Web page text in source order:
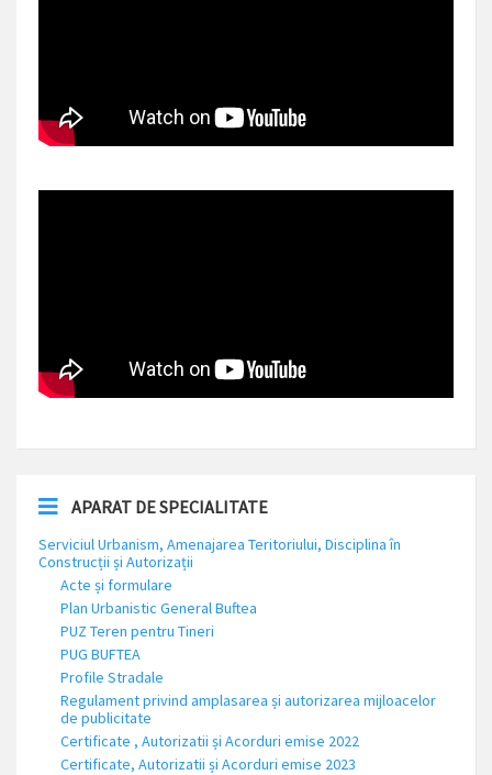
APARAT DE SPECIALITATE
Serviciul Urbanism, Amenajarea Teritoriului, Disciplina în
Construcții și Autorizații
Acte și formulare
Plan Urbanistic General Buftea
PUZ Teren pentru Tineri
PUG BUFTEA
Profile Stradale
Regulament privind amplasarea și autorizarea mijloacelor
de publicitate
Certificate , Autorizatii și Acorduri emise 2022
Certificate, Autorizatii și Acorduri emise 2023